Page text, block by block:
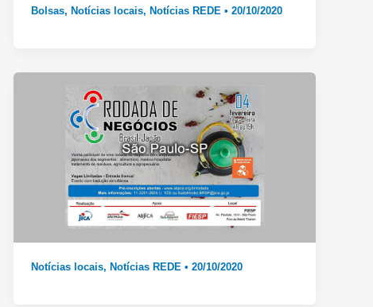
Bolsas,Notícias locais,Notícias REDE •20/10/2020
Notícias locais, Notícias REDE •20/10/2020